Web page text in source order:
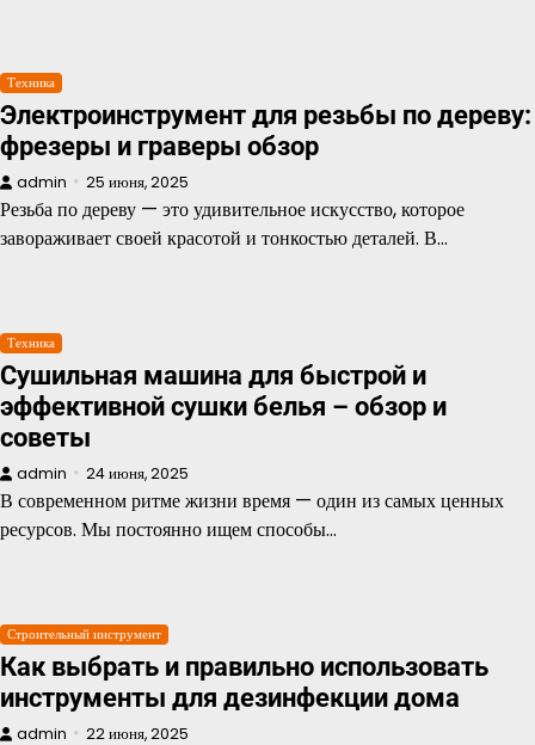
Техника
Электроинструмент для резьбы по дереву:
фрезеры и граверы обзор
admin 25 июня, 2025
Резьба по дереву — это удивительное искусство, которое
завораживает своей красотой и тонкостью деталей. В…
Техника
Сушильная машина для быстрой и
эффективной сушки белья – обзор и
советы
admin 24 июня, 2025
В современном ритме жизни время — один из самых ценных
ресурсов. Мы постоянно ищем способы…
Строительный инструмент
Как выбрать и правильно использовать
инструменты для дезинфекции дома
admin 22 июня, 2025